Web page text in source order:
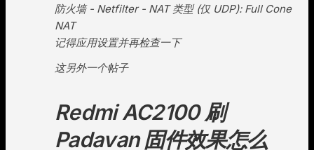
防火墙 - Netfilter - NAT 类型 (仅 UDP): Full Cone
NAT
记得应用设置并再检查一下
这另外一个帖子
Redmi AC2100 刷
Padavan 固件效果怎么